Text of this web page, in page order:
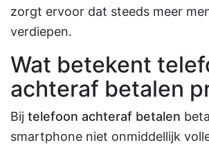
zorgt ervoor dat steeds meer
verdiepen.
Wat betekent
achteraf betalen
Bij telefoon achteraf betalen
smartphone niet onmiddellijk